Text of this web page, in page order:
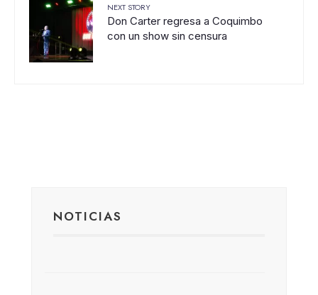
NEXT STORY
Don Carter regresa a Coquimbo
con un show sin censura
NOTICIAS